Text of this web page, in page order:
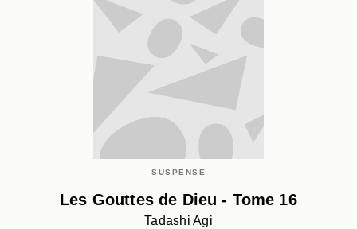
SUSPENSE
Les Gouttes de Dieu - Tome 16
Tadashi Agi